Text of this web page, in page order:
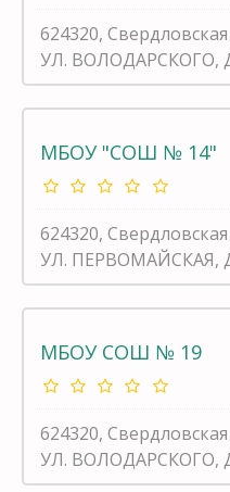
624320,
УЛ. ВОЛОДАРСКОГО,
МБОУ "СОШ № 14"
624320,
УЛ. ПЕРВОМАЙСКАЯ,
МБОУ СОШ № 19
624320,
УЛ. ВОЛОДАРСКОГО,